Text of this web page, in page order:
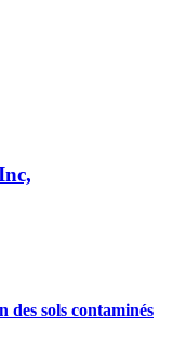
des sols contaminés